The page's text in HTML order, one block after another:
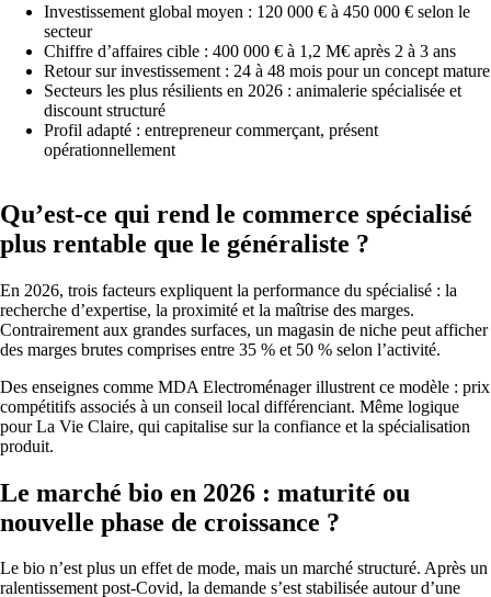
Investissement global moyen : 120 000 € à 450 000 € selon le
secteur
Chiffre d’affaires cible : 400 000 € à 1,2 M€ après 2 à 3 ans
Retour sur investissement : 24 à 48 mois pour un concept mature
Secteurs les plus résilients en 2026 : animalerie spécialisée et
discount structuré
Profil adapté : entrepreneur commerçant, présent
opérationnellement
Qu’est-ce qui rend le commerce spécialisé
plus rentable que le généraliste ?
En 2026, trois facteurs expliquent la performance du spécialisé : la
recherche d’expertise, la proximité et la maîtrise des marges.
Contrairement aux grandes surfaces, un magasin de niche peut afficher
des marges brutes comprises entre 35 % et 50 % selon l’activité.
Des enseignes comme MDA Electroménager illustrent ce modèle : prix
compétitifs associés à un conseil local différenciant. Même logique
pour La Vie Claire, qui capitalise sur la confiance et la spécialisation
produit.
Le marché bio en 2026 : maturité ou
nouvelle phase de croissance ?
Le bio n’est plus un effet de mode, mais un marché structuré. Après un
ralentissement post-Covid, la demande s’est stabilisée autour d’une